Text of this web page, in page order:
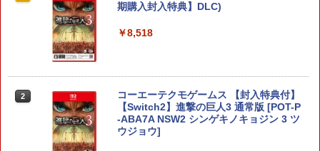
期購入封入特典】DLC)
￥8,518
2
コーエーテクモゲームス 【封入特典付】
【Switch2】進撃の巨人3 通常版 [POT-P
-ABA7A NSW2 シンゲキノキョジン 3 ツ
ウジョウ]